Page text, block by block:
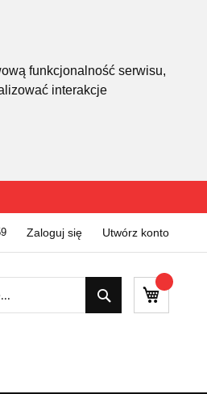
funkcjonalność serwisu,
interakcje
Zaloguj się Utwórz konto
Mój
Szukaj